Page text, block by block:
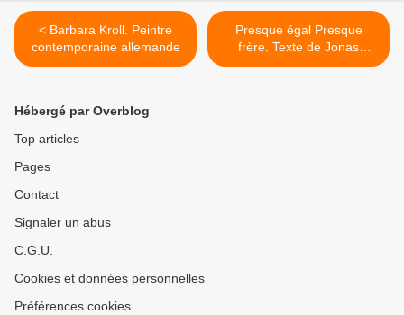
< Barbara Kroll. Peintre
contemporaine allemande
Presque égal Presque
frère. Texte de Jonas
Hassen Khemiri. Mise En
Hébergé par Overblog
Top articles
Pages
Contact
Signaler un abus
C.G.U.
Cookies et données personnelles
Préférences cookies